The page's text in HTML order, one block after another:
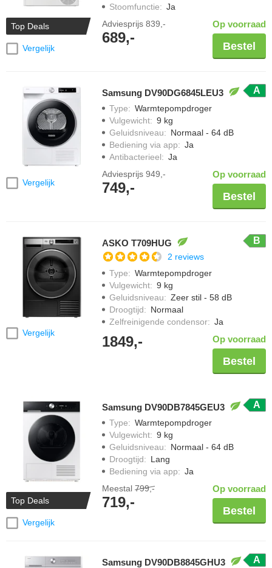
Top Deals
Vergelijk
Stoomfunctie: Ja
Adviesprijs 839,-
689,-
Op voorraad
Bestel
Vergelijk
Samsung DV90DG6845LEU3 A
Type: Warmtepompdroger
Vulgewicht: 9 kg
Geluidsniveau: Normaal - 64 dB
Bediening via app: Ja
Antibacterieel: Ja
Adviesprijs 949,-
749,-
Op voorraad
Bestel
Vergelijk
ASKO T709HUG B
2 reviews
Type: Warmtepompdroger
Vulgewicht: 9 kg
Geluidsniveau: Zeer stil - 58 dB
Droogtijd: Normaal
Zelfreinigende condensor: Ja
1849,- Op voorraad
Bestel
Top Deals
Vergelijk
Samsung DV90DB7845GEU3 A
Type: Warmtepompdroger
Vulgewicht: 9 kg
Geluidsniveau: Normaal - 64 dB
Droogtijd: Lang
Bediening via app: Ja
Meestal 799,-
719,-
Op voorraad
Bestel
Samsung DV90DB8845GHU3 A